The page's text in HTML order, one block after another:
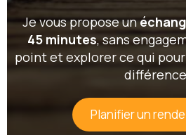
Je vous propose un
45 minutes, sans
point et explorer ce qui
Planifier un